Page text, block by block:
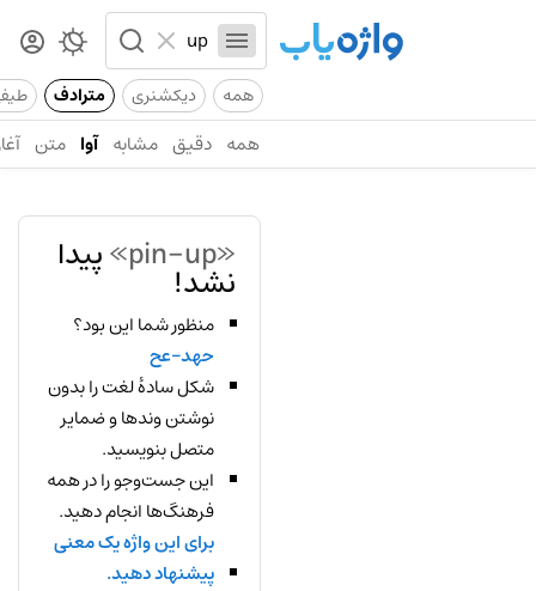
همه دیکشنری مترادف
همه دقیق مشابه آوا متن
«pin-up» پیدا
نشد!
منظور شما این بود؟
حهد-عح
شکل سادهٔ لغت را بدون
نوشتن وندها و ضمایر
متصل بنویسید.
این جست‌وجو را در همه
فرهنگ‌ها انجام دهید.
برای این واژه یک معنی
پیشنهاد دهید.